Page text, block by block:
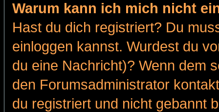
Warum kann ich mich nicht
Hast du dich registriert? Du
einloggen kannst. Wurdest du
du eine Nachricht)? Wenn dem
den Forumsadministrator
du registriert und nicht gebannt